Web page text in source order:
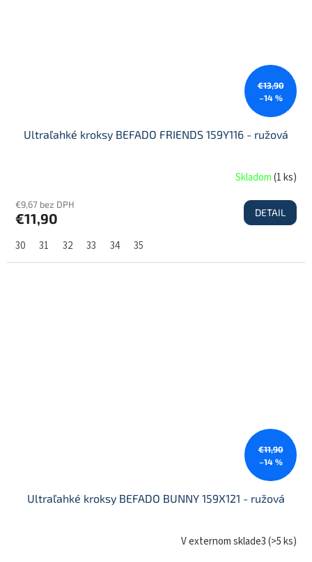
€13,90
–14 %
Ultraľahké kroksy BEFADO FRIENDS 159Y116 - ružová
Skladom(1 ks)
€9,67 bez DPH
€11,90 DETAIL
30 31 32 33 34 35
€11,90
–14 %
Ultraľahké kroksy BEFADO BUNNY 159X121 - ružová
V externom sklade3(>5 ks)